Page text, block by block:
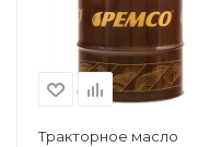
Тракторное масло